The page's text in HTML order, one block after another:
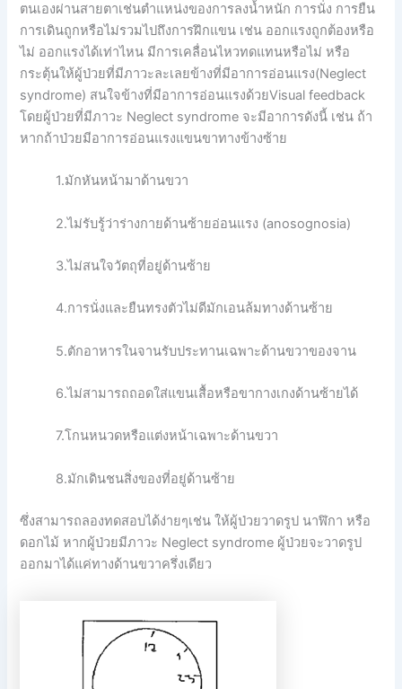
ตนเองผ่านสายตาเช่นตำแหน่งของการลงน้ำหนัก การนั่ง การยืน
การเดินถูกหรือไม่รวมไปถึงการฝึกแขน เช่น ออกแรงถูกต้องหรือ
ไม่ ออกแรงได้เท่าไหน มีการเคลื่อนไหวทดแทนหรือไม่ หรือ
กระตุ้นให้ผู้ป่วยที่มีภาวะละเลยข้างที่มีอาการอ่อนแรง(Neglect
syndrome) สนใจข้างที่มีอาการอ่อนแรงด้วยVisual feedback
โดยผู้ป่วยที่มีภาวะ Neglect syndrome จะมีอาการดังนี้ เช่น ถ้า
หากถ้าป่วยมีอาการอ่อนแรงแขนขาทางข้างซ้าย
1.มักหันหน้ามาด้านขวา
2.ไม่รับรู้ว่าร่างกายด้านซ้ายอ่อนแรง (anosognosia)
3.ไม่สนใจวัตถุที่อยู่ด้านซ้าย
4.การนั่งและยืนทรงตัวไม่ดีมักเอนล้มทางด้านซ้าย
5.ตักอาหารในจานรับประทานเฉพาะด้านขวาของจาน
6.ไม่สามารถถอดใส่แขนเสื้อหรือขากางเกงด้านซ้ายได้
7.โกนหนวดหรือแต่งหน้าเฉพาะด้านขวา
8.มักเดินชนสิ่งของที่อยู่ด้านซ้าย
ซึ่งสามารถลองทดสอบได้ง่ายๆเช่น ให้ผู้ป่วยวาดรูป นาฬิกา หรือ
ดอกไม้ หากผู้ป่วยมีภาวะ Neglect syndrome ผู้ป่วยจะวาดรูป
ออกมาได้แค่ทางด้านขวาครึ่งเดียว